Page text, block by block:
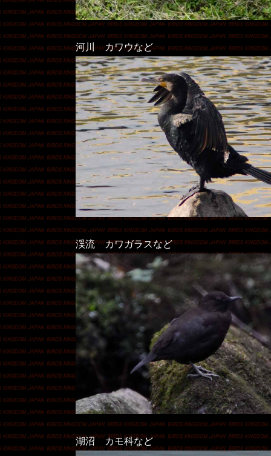
渓流 カワガラスなど
湖沼 カモ科など
河川 カワウなど